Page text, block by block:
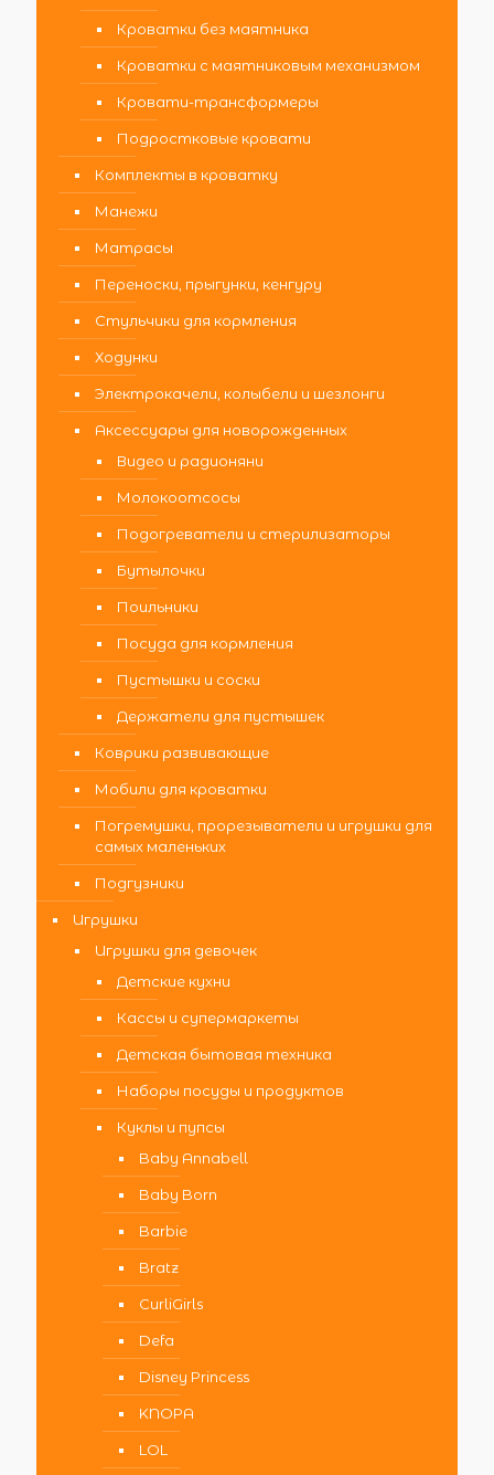
Кроватки без маятника
Кроватки с маятниковым механизмом
Кровати-трансформеры
Подростковые кровати
Комплекты в кроватку
Манежи
Матрасы
Переноски, прыгунки, кенгуру
Стульчики для кормления
Ходунки
Электрокачели, колыбели и шезлонги
Аксессуары для новорожденных
Видео и радионяни
Молокоотсосы
Подогреватели и стерилизаторы
Бутылочки
Поильники
Посуда для кормления
Пустышки и соски
Держатели для пустышек
Коврики развивающие
Мобили для кроватки
Погремушки, прорезыватели и игрушки для
самых маленьких
Подгузники
Игрушки
Игрушки для девочек
Детские кухни
Кассы и супермаркеты
Детская бытовая техника
Наборы посуды и продуктов
Куклы и пупсы
Baby Annabell
Baby Born
Barbie
Bratz
CurliGirls
Defa
Disney Princess
KNOPA
LOL